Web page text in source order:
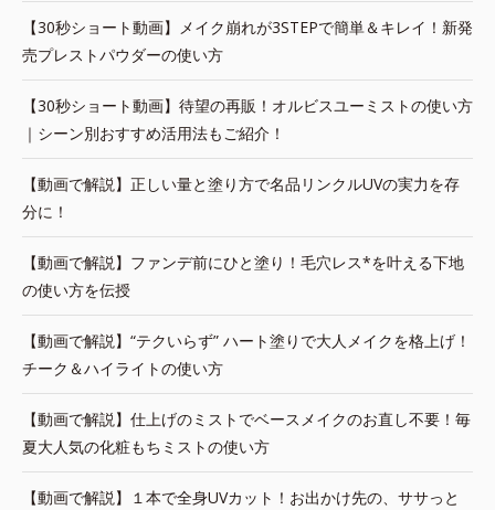
【30秒ショート動画】メイク崩れが3STEPで簡単＆キレイ！新発
売プレストパウダーの使い方
【30秒ショート動画】待望の再販！オルビスユーミストの使い方
｜シーン別おすすめ活用法もご紹介！
【動画で解説】正しい量と塗り方で名品リンクルUVの実力を存
分に！
【動画で解説】ファンデ前にひと塗り！毛穴レス*を叶える下地
の使い方を伝授
【動画で解説】“テクいらず” ハート塗りで大人メイクを格上げ！
チーク＆ハイライトの使い方
【動画で解説】仕上げのミストでベースメイクのお直し不要！毎
夏大人気の化粧もちミストの使い方
【動画で解説】１本で全身UVカット！お出かけ先の、ササっと